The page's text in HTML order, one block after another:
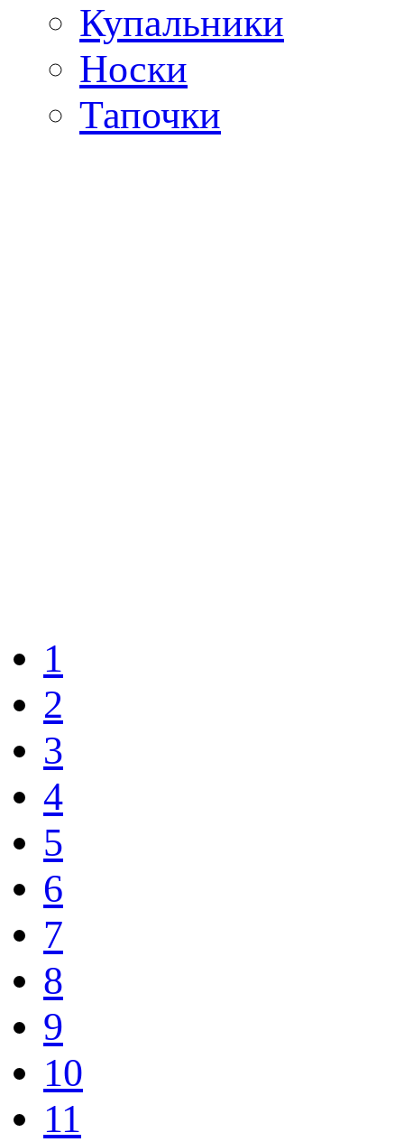
Купальники
Носки
Тапочки
1
2
3
4
5
6
7
8
9
10
11